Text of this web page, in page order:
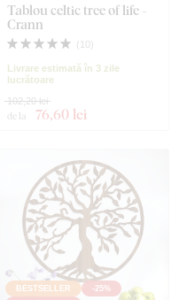
Tablou celtic tree of life -
Crann
( 10)
Livrare estimată în 3 zile
lucrătoare
de la 76,60 lei
102,20 lei
BESTSELLER
-25%